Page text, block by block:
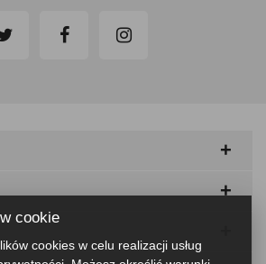
cookie
cookies w celu realizacji usług